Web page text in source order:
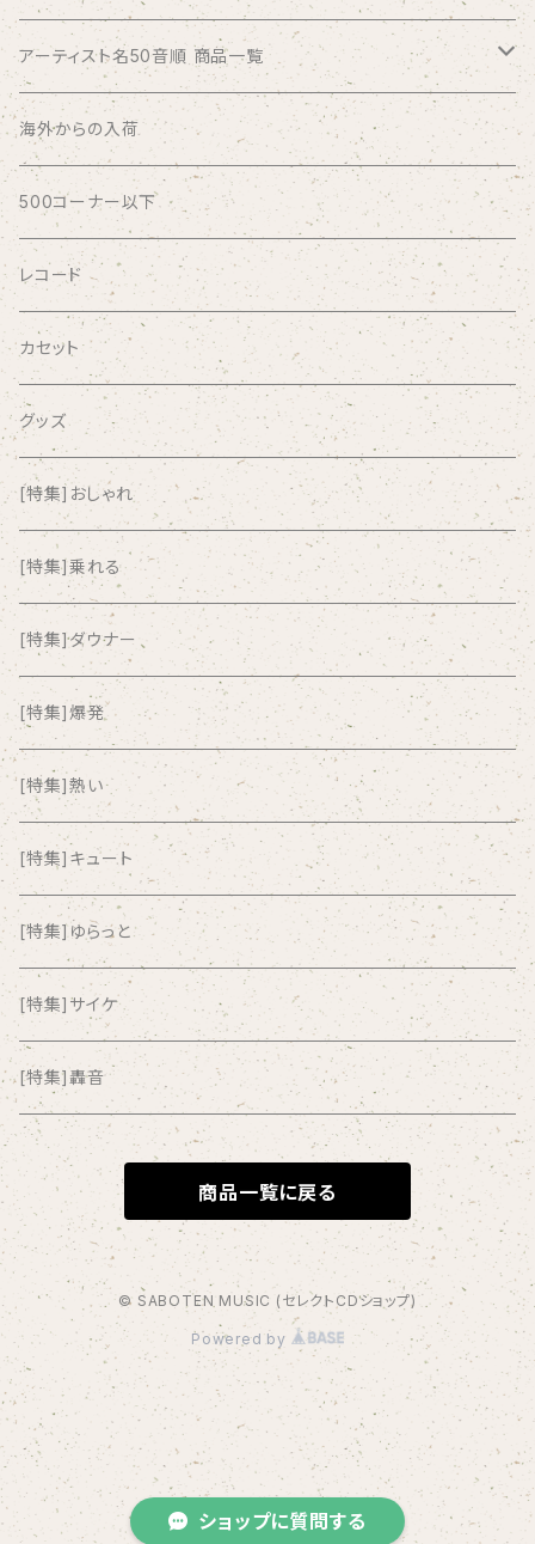
ショップに質問する
アーティスト名50音順 商品一覧
ABSOLUTE LOSERS
AFRICA
AGU
AIRCRAFT
airlie
AKUTAGAWA FANCLUB
ALKASILKA
all about paradise
ALL ITEM 10 TIMES
Amia Calva
Amsterdamned
ANYO
And Summer Club
anticlockwise
Aysula
Bad Operation
Bagus!
BBBBBBB
The BEG
The Beths
海外からの入荷
500コーナー以下
レコード
カセット
グッズ
[特集]おしゃれ
[特集]乗れる
[特集]ダウナー
[特集]爆発
[特集]熱い
[特集]キュート
[特集]ゆらっと
[特集]サイケ
[特集]轟音
商品一覧に戻る
© SABOTEN MUSIC (セレクトCDショップ)
Powered by